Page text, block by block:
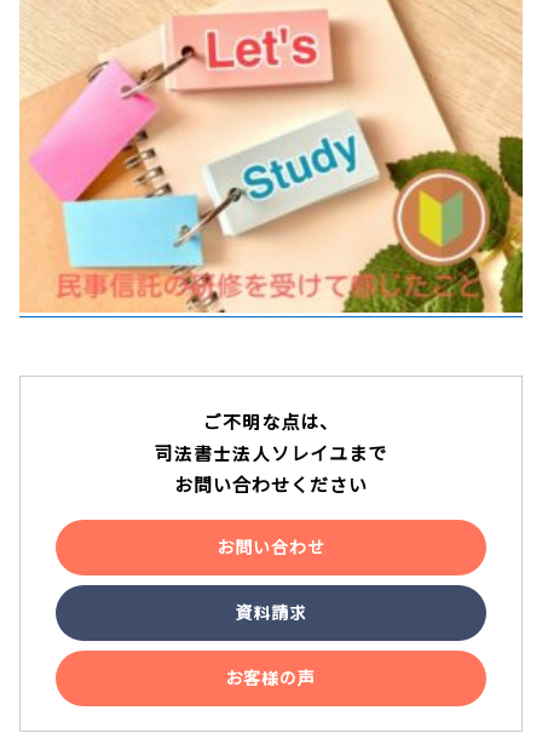
アクセス
テレビ電話面談
説明動画
YouTube
ご不明な点は、
司法書士法人ソレイユまで
お問い合わせください
お問い合わせ
資料請求
お客様の声